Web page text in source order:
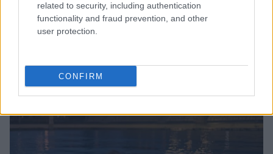
related to security, including authentication
functionality and fraud prevention, and other
user protection.
CONFIRM
Continua a leggere
ALTRI SPORT